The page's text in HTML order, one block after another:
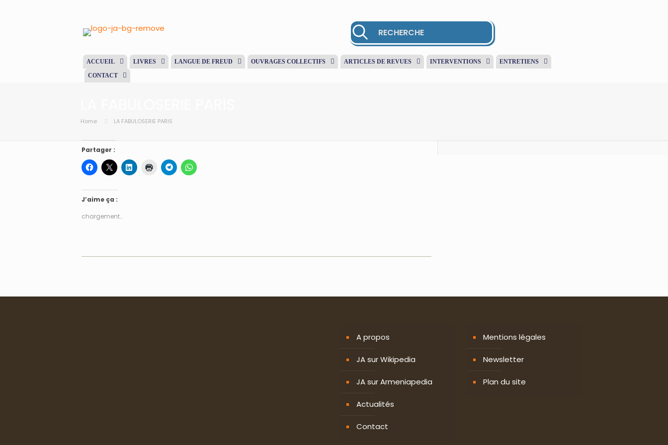
ACCUEIL LIVRES LANGUE DE FREUD OUVRAGES COLLECTIFS ARTICLES DE REVUES INTERVENTIONS
ENTRETIENS
CONTACT
Home LA FABULOSERIE PARIS
Partager :
J’aime ça :
chargement…
A propos
JA sur Wikipedia
JA sur Armeniapedia
Actualités
Contact
Mentions légales
Newsletter
Plan du site